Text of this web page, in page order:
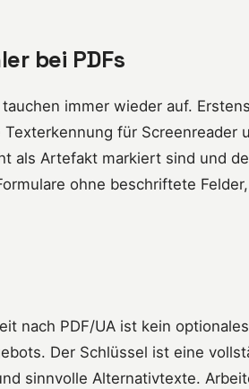
bei PDFs
immer wieder auf.
Texterkennung für Screenreader
als Artefakt markiert sind und
ohne beschriftete
nach PDF/UA ist kein
Der Schlüssel ist eine
sinnvolle Alternativtexte.